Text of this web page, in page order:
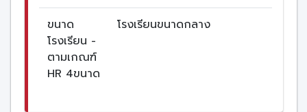
ขนาด
โรงเรียน -
ตามเกณฑ์
HR 4ขนาด
โรงเรียนขนาดกลาง